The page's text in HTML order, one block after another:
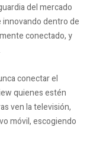
del mercado
innovando dentro de
conectado, y
conectar el
quienes estén
ven la televisión,
móvil, escogiendo